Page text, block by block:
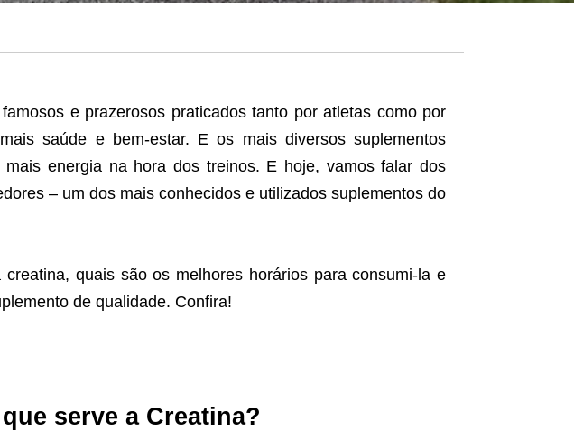
e prazerosos praticados tanto por atletas como por
saúde e bem-estar. E os mais diversos suplementos
energia na hora dos treinos. E hoje, vamos falar dos
– um dos mais conhecidos e utilizados suplementos do
quais são os melhores horários para consumi-la e
de qualidade. Confira!
serve a Creatina?